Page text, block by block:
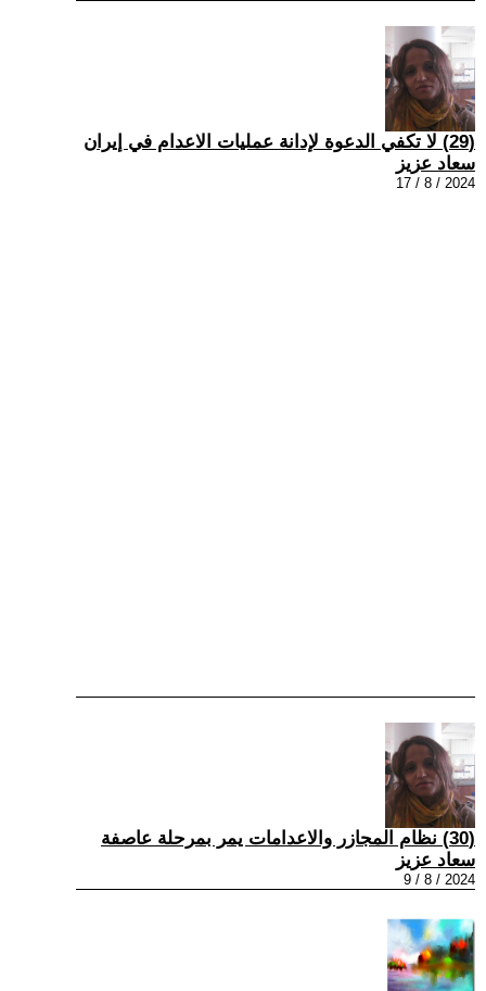
(29) لا تکفي الدعوة لإدانة عمليات الاعدام في إيران
سعاد عزيز
2024 / 8 / 17
(30) نظام المجازر والاعدامات يمر بمرحلة عاصفة
سعاد عزيز
2024 / 8 / 9